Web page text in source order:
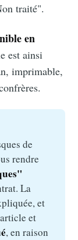
traité".
en
est ainsi
imprimable,
de
rendre
La
et
et
, en raison